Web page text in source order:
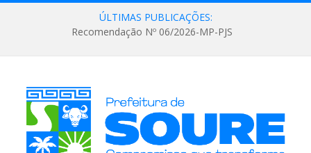
ÚLTIMAS PUBLICAÇÕES:
Recomendação Nº 06/2026-MP-PJS